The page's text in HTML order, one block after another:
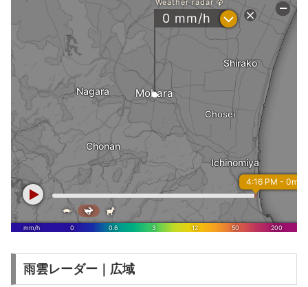
雨雲レーダー｜広域